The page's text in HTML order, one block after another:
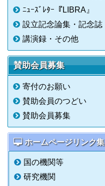
ﾆｭｰｽﾞﾚﾀｰ『LIBRA』
設立記念論集・記念誌
講演録・その他
賛助会員募集
寄付のお願い
賛助会員のつどい
賛助会員募集
ホームページリンク集
国の機関等
研究機関